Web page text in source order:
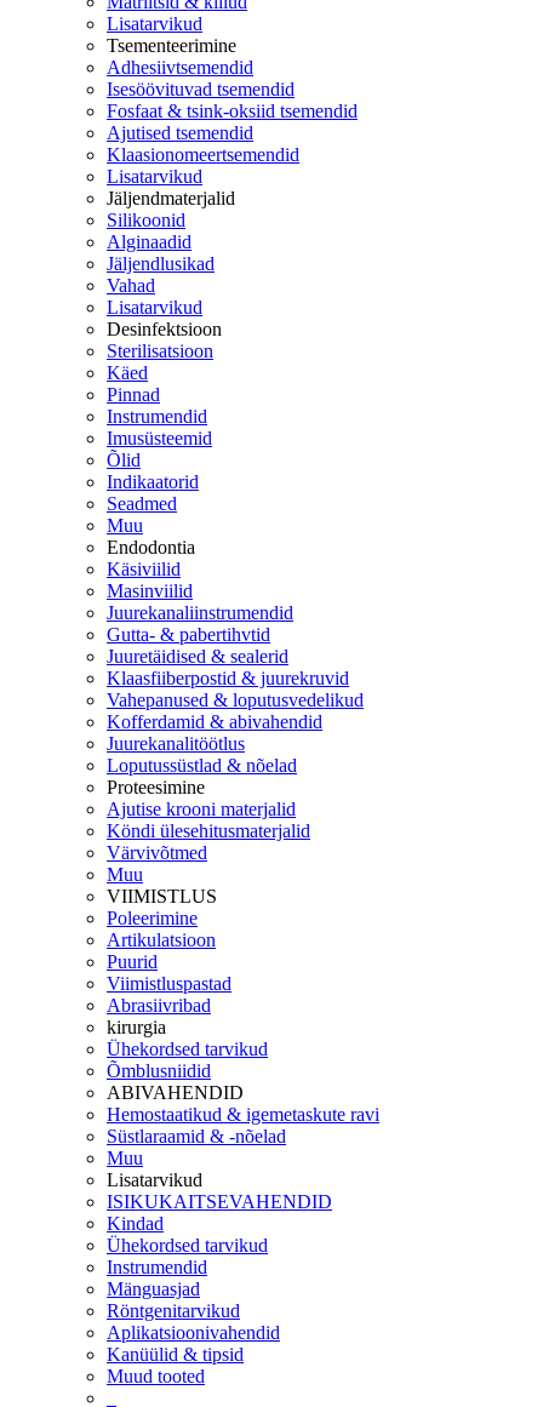
Lisatarvikud
Tsementeerimine
Adhesiivtsemendid
Isesöövituvad tsemendid
Fosfaat & tsink-oksiid tsemendid
Ajutised tsemendid
Klaasionomeertsemendid
Lisatarvikud
Jäljendmaterjalid
Silikoonid
Alginaadid
Jäljendlusikad
Vahad
Lisatarvikud
Desinfektsioon
Sterilisatsioon
Käed
Pinnad
Instrumendid
Imusüsteemid
Õlid
Indikaatorid
Seadmed
Muu
Endodontia
Käsiviilid
Masinviilid
Juurekanaliinstrumendid
Gutta- & pabertihvtid
Juuretäidised & sealerid
Klaasfiiberpostid & juurekruvid
Vahepanused & loputusvedelikud
Kofferdamid & abivahendid
Juurekanalitöötlus
Loputussüstlad & nõelad
Proteesimine
Ajutise krooni materjalid
Köndi ülesehitusmaterjalid
Värvivõtmed
Muu
VIIMISTLUS
Poleerimine
Artikulatsioon
Puurid
Viimistluspastad
Abrasiivribad
kirurgia
Ühekordsed tarvikud
Õmblusniidid
ABIVAHENDID
Hemostaatikud & igemetaskute ravi
Süstlaraamid & -nõelad
Muu
Lisatarvikud
ISIKUKAITSEVAHENDID
Kindad
Ühekordsed tarvikud
Instrumendid
Mänguasjad
Röntgenitarvikud
Aplikatsioonivahendid
Kanüülid & tipsid
Muud tooted